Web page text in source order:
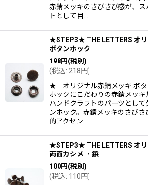
赤錆メッキのさびさび感が、ス
トとして目…
★STEP3★ THE LETTERS オリ
ボタンホック
198円(税別)
(税込: 218円)
★ オリジナル赤錆メッキ ボタ
ホックにこだわりの赤錆メッキ
ハンドクラフトのパーツとして
ンホック。赤錆メッキのさびさ
的アクセン…
★STEP3★ THE LETTERS オリ
両面カシメ ・鋲
100円(税別)
(税込: 110円)